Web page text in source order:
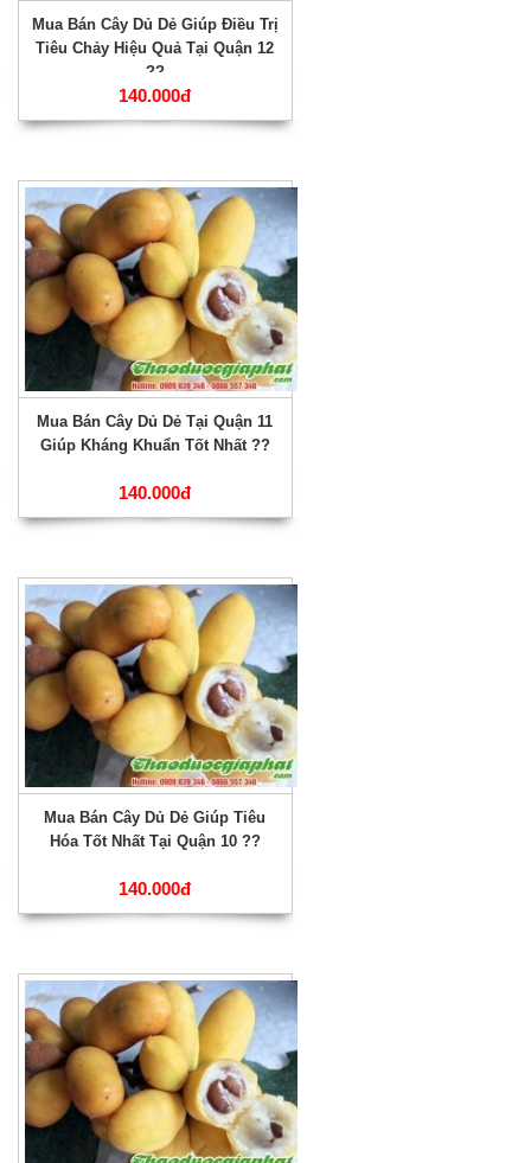
Mua Bán Cây Dủ Dẻ Giúp Điều Trị
Tiêu Chảy Hiệu Quả Tại Quận 12
??
140.000đ
Mua Bán Cây Dủ Dẻ Tại Quận 11
Giúp Kháng Khuẩn Tốt Nhất ??
140.000đ
Mua Bán Cây Dủ Dẻ Giúp Tiêu
Hóa Tốt Nhất Tại Quận 10 ??
140.000đ